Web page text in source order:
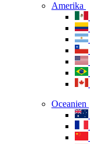
Amerika
Oceanien